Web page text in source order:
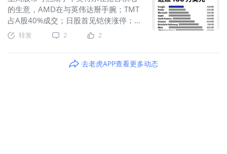
的生意，AMD在与英伟达掰手腕；TMT
占A股40%成交；日股首见铠侠涨停；韩
股，卖方刚出价格展望，三星海力士股
软，Meta还在低位徘徊。但硬件风景独
转发 2 2
去老虎APP查看更多动态